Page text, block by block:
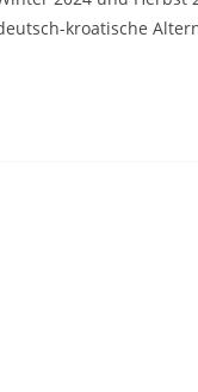
kroatische